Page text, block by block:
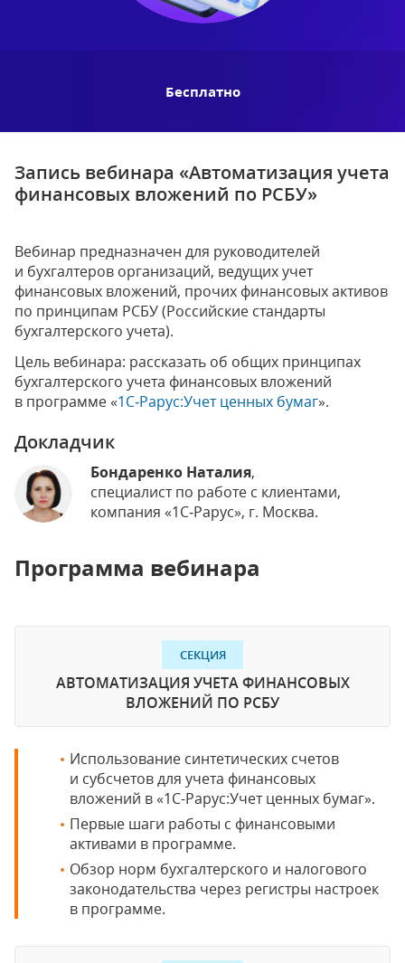
Бесплатно
Запись вебинара «Автоматизация учета
финансовых вложений по РСБУ»
Вебинар предназначен для руководителей
и бухгалтеров организаций, ведущих учет
финансовых вложений, прочих финансовых активов
по принципам РСБУ (Российские стандарты
бухгалтерского учета).
Цель вебинара: рассказать об общих принципах
бухгалтерского учета финансовых вложений
в программе «1С‑Рарус:Учет ценных бумаг».
Докладчик
Бондаренко Наталия,
специалист по работе с клиентами,
компания «1С‑Рарус», г. Москва.
Программа вебинара
СЕКЦИЯ
АВТОМАТИЗАЦИЯ УЧЕТА ФИНАНСОВЫХ
ВЛОЖЕНИЙ ПО РСБУ
Использование синтетических счетов
и субсчетов для учета финансовых
вложений в «1С-Рарус:Учет ценных бумаг».
Первые шаги работы с финансовыми
активами в программе.
Обзор норм бухгалтерского и налогового
законодательства через регистры настроек
в программе.